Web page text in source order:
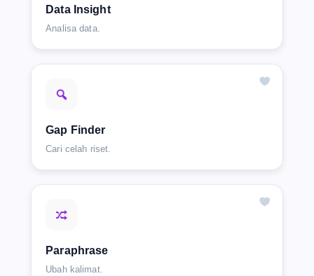
Data Insight
Analisa data.
Gap Finder
Cari celah riset.
Paraphrase
Ubah kalimat.